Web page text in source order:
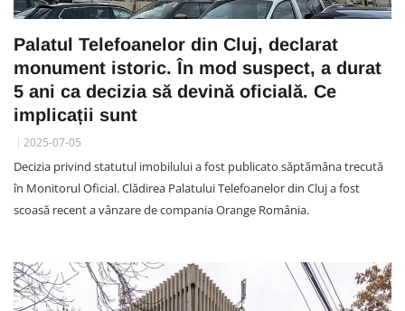
Palatul Telefoanelor din Cluj, declarat
monument istoric. În mod suspect, a durat
5 ani ca decizia să devină oficială. Ce
implicații sunt
2025-07-05
Decizia privind statutul imobilului a fost publicato săptămâna trecută
în Monitorul Oficial. Clădirea Palatului Telefoanelor din Cluj a fost
scoasă recent a vânzare de compania Orange România.